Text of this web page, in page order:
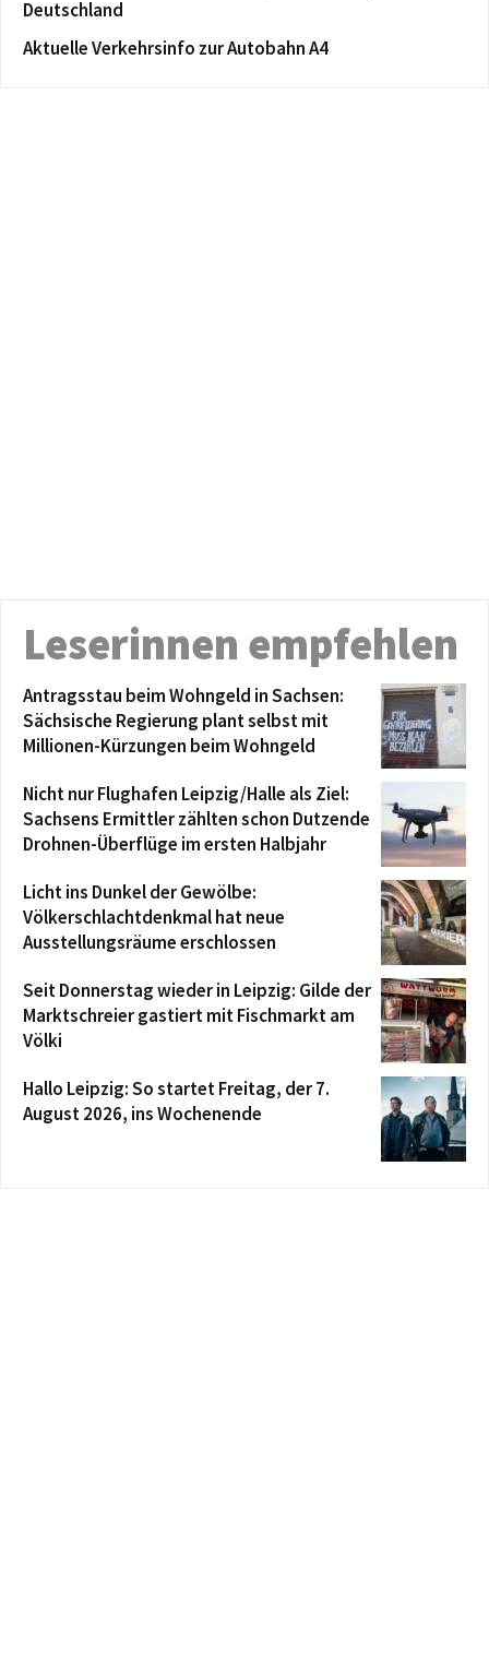
Deutschland
Aktuelle Verkehrsinfo zur Autobahn A4
Leserinnen empfehlen
Antragsstau beim Wohngeld in Sachsen:
Sächsische Regierung plant selbst mit
Millionen-Kürzungen beim Wohngeld
Nicht nur Flughafen Leipzig/Halle als Ziel:
Sachsens Ermittler zählten schon Dutzende
Drohnen-Überflüge im ersten Halbjahr
Licht ins Dunkel der Gewölbe:
Völkerschlachtdenkmal hat neue
Ausstellungsräume erschlossen
Seit Donnerstag wieder in Leipzig: Gilde der
Marktschreier gastiert mit Fischmarkt am
Völki
Hallo Leipzig: So startet Freitag, der 7.
August 2026, ins Wochenende